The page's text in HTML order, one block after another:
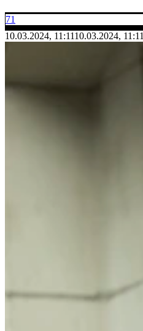
71
10.03.2024, 11:1110.03.2024, 11:11